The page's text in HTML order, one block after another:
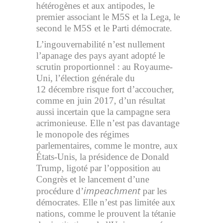
hétérogènes et aux antipodes, le
premier associant le M5S et la Lega, le
second le M5S et le Parti démocrate.
L’ingouvernabilité n’est nullement
l’apanage des pays ayant adopté le
scrutin proportionnel : au Royaume-
Uni, l’élection générale du
12 décembre risque fort d’accoucher,
comme en juin 2017, d’un résultat
aussi incertain que la campagne sera
acrimonieuse. Elle n’est pas davantage
le monopole des régimes
parlementaires, comme le montre, aux
États-Unis, la présidence de Donald
Trump, ligoté par l’opposition au
Congrès et le lancement d’une
procédure d’impeachmentpar les
démocrates. Elle n’est pas limitée aux
nations, comme le prouvent la tétanie